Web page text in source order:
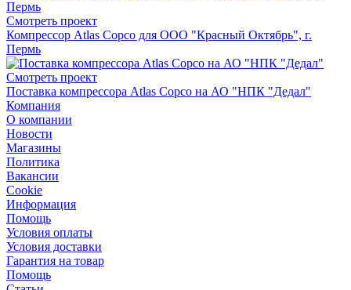
Смотреть проект
Компрессор Atlas Copco для ООО "Красный Октябрь", г.
Пермь
Смотреть проект
Поставка компрессора Atlas Copco на АО "НПК "Дедал"
Компания
О компании
Новости
Магазины
Политика
Вакансии
Сookie
Информация
Помощь
Условия оплаты
Условия доставки
Гарантия на товар
Помощь